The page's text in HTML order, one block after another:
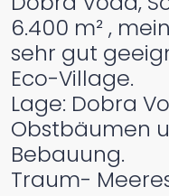
6.400 m² ,
sehr gut
Eco-Village.
Lage: Dobra
Obstbäumen
Bebauung.
Traum-